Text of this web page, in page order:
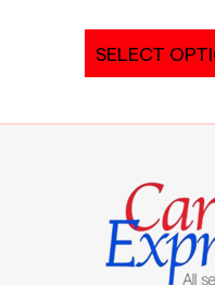
SELECT